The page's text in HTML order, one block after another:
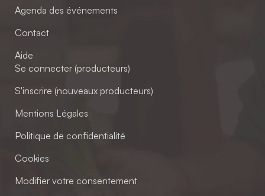
Agenda des événements
Contact
Aide
Se connecter (producteurs)
S'inscrire (nouveaux producteurs)
Mentions Légales
Politique de confidentialité
Cookies
Modifier votre consentement